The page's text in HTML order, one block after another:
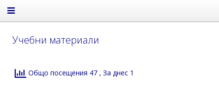
Учебни материали
Общо посещения 47 , За днес 1